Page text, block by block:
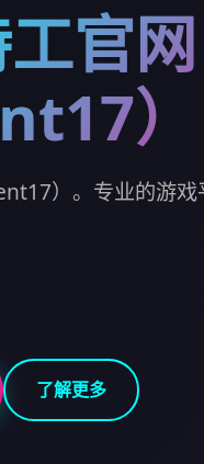
官网
）
）。专业的游
了解更多